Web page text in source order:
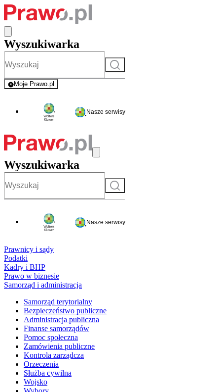
Wyszukiwarka
Szukaj
Moje Prawo.pl
- rejestracja i logowanie do serwisu
Nasze serwisy
Wyszukiwarka
Szukaj
Nasze serwisy
Prawnicy i sądy
Podatki
Kadry i BHP
Prawo w biznesie
Samorząd i administracja
Samorząd terytorialny
Bezpieczeństwo publiczne
Administracja publiczna
Finanse samorządów
Pomoc społeczna
Zamówienia publiczne
Kontrola zarządcza
Orzeczenia
Służba cywilna
Wojsko